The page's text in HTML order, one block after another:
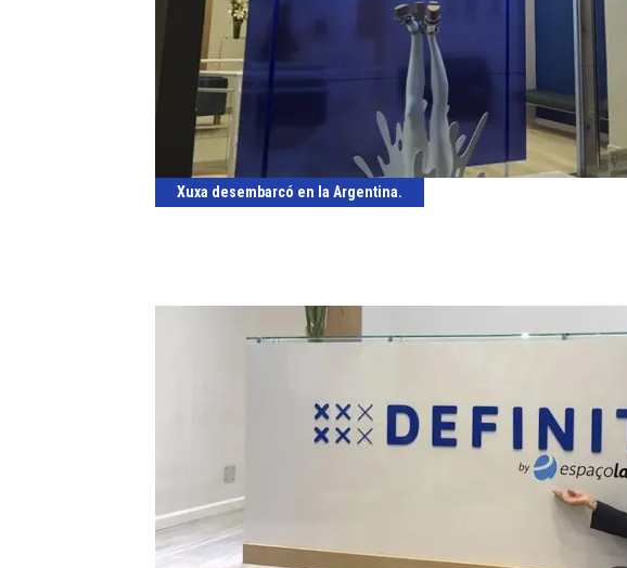
Xuxa desembarcó en la Argentina.